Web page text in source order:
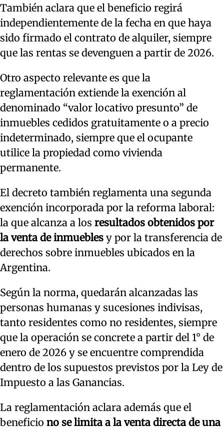
También aclara que el beneficio regirá
independientemente de la fecha en que haya
sido firmado el contrato de alquiler, siempre
que las rentas se devenguen a partir de 2026.
Otro aspecto relevante es que la
reglamentación extiende la exención al
denominado “valor locativo presunto” de
inmuebles cedidos gratuitamente o a precio
indeterminado, siempre que el ocupante
utilice la propiedad como vivienda
permanente.
El decreto también reglamenta una segunda
exención incorporada por la reforma laboral:
la que alcanza a los resultados obtenidos por
la venta de inmuebles y por la transferencia de
derechos sobre inmuebles ubicados en la
Argentina.
Según la norma, quedarán alcanzadas las
personas humanas y sucesiones indivisas,
tanto residentes como no residentes, siempre
que la operación se concrete a partir del 1° de
enero de 2026 y se encuentre comprendida
dentro de los supuestos previstos por la Ley de
Impuesto a las Ganancias.
La reglamentación aclara además que el
beneficio no se limita a la venta directa de una